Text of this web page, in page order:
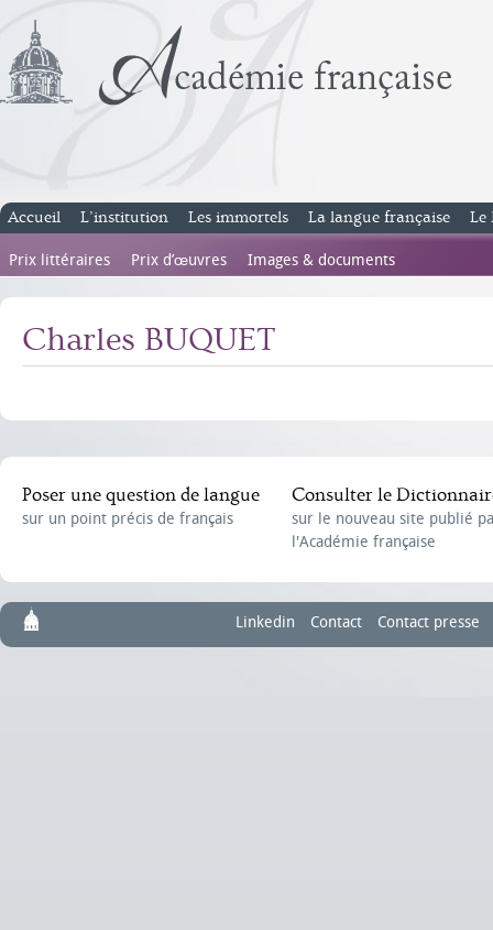
Accueil L’institution Les immortels La langue française Le
Prix littéraires Prix d’œuvres Images & documents
Charles BUQUET
Poser une question de langue
sur un point précis de français
Consulter le
sur le nouveau site publié
l'Académie française
Linkedin Contact Contact presse